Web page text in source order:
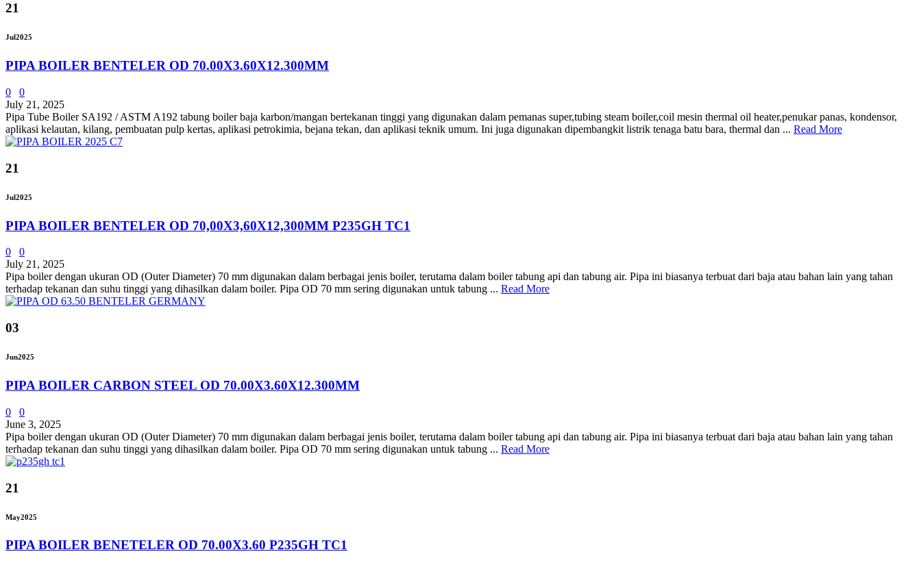
21
Jul2025
PIPA BOILER BENTELER OD 70.00X3.60X12.300MM
0
0
July 21, 2025
Pipa Tube Boiler SA192 / ASTM A192 tabung boiler baja karbon/mangan bertekanan tinggi yang digunakan dalam pemanas super,tubing steam boiler,coil mesin thermal oil heater,penukar panas, kondensor,
aplikasi kelautan, kilang, pembuatan pulp kertas, aplikasi petrokimia, bejana tekan, dan aplikasi teknik umum. Ini juga digunakan dipembangkit listrik tenaga batu bara, thermal dan ... Read More
21
Jul2025
PIPA BOILER BENTELER OD 70,00X3,60X12,300MM P235GH TC1
0
0
July 21, 2025
Pipa boiler dengan ukuran OD (Outer Diameter) 70 mm digunakan dalam berbagai jenis boiler, terutama dalam boiler tabung api dan tabung air. Pipa ini biasanya terbuat dari baja atau bahan lain yang tahan
terhadap tekanan dan suhu tinggi yang dihasilkan dalam boiler. Pipa OD 70 mm sering digunakan untuk tabung ... Read More
03
Jun2025
PIPA BOILER CARBON STEEL OD 70.00X3.60X12.300MM
0
0
June 3, 2025
Pipa boiler dengan ukuran OD (Outer Diameter) 70 mm digunakan dalam berbagai jenis boiler, terutama dalam boiler tabung api dan tabung air. Pipa ini biasanya terbuat dari baja atau bahan lain yang tahan
terhadap tekanan dan suhu tinggi yang dihasilkan dalam boiler. Pipa OD 70 mm sering digunakan untuk tabung ... Read More
21
May2025
PIPA BOILER BENETELER OD 70.00X3.60 P235GH TC1